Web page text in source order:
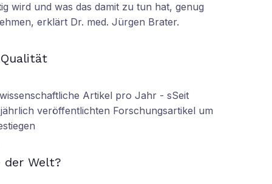
wird und was das damit zu tun hat, genug
erklärt Dr. med. Jürgen Brater.
Artikel pro Jahr - sSeit
veröffentlichten Forschungsartikel um
der Welt?